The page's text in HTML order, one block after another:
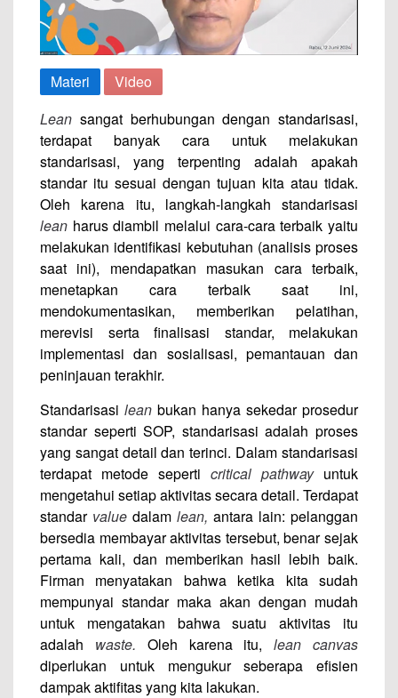
Materi
Video
Lean sangat berhubungan dengan standarisasi,
terdapat banyak cara untuk melakukan
standarisasi, yang terpenting adalah apakah
standar itu sesuai dengan tujuan kita atau tidak.
Oleh karena itu, langkah-langkah standarisasi
lean harus diambil melalui cara-cara terbaik yaitu
melakukan identifikasi kebutuhan (analisis proses
saat ini), mendapatkan masukan cara terbaik,
menetapkan cara terbaik saat ini,
mendokumentasikan, memberikan pelatihan,
merevisi serta finalisasi standar, melakukan
implementasi dan sosialisasi, pemantauan dan
peninjauan terakhir.
Standarisasi lean bukan hanya sekedar prosedur
standar seperti SOP, standarisasi adalah proses
yang sangat detail dan terinci. Dalam standarisasi
terdapat metode seperti critical pathwayuntuk
mengetahui setiap aktivitas secara detail. Terdapat
standar value dalam lean, antara lain: pelanggan
bersedia membayar aktivitas tersebut, benar sejak
pertama kali, dan memberikan hasil lebih baik.
Firman menyatakan bahwa ketika kita sudah
mempunyai standar maka akan dengan mudah
untuk mengatakan bahwa suatu aktivitas itu
adalah waste. Oleh karena itu,lean canvas
diperlukan untuk mengukur seberapa efisien
dampak aktifitas yang kita lakukan.